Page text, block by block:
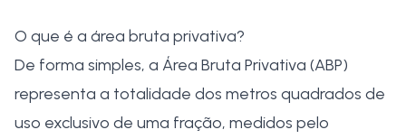
O que é a área bruta privativa?
De forma simples, a Área Bruta Privativa (ABP)
representa a totalidade dos metros quadrados de
uso exclusivo de uma fração, medidos pelo